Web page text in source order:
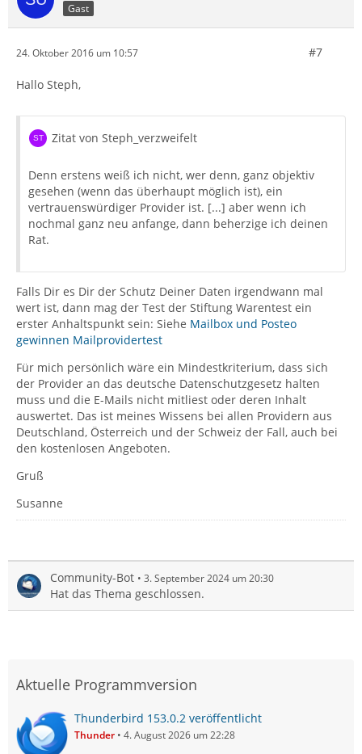
Gast
24. Oktober 2016 um 10:57 #7
Hallo Steph,
Zitat von Steph_verzweifelt
Denn erstens weiß ich nicht, wer denn, ganz objektiv
gesehen (wenn das überhaupt möglich ist), ein
vertrauenswürdiger Provider ist. [...] aber wenn ich
nochmal ganz neu anfange, dann beherzige ich deinen
Rat.
Falls Dir es Dir der Schutz Deiner Daten irgendwann mal
wert ist, dann mag der Test der Stiftung Warentest ein
erster Anhaltspunkt sein: Siehe Mailbox und Posteo
gewinnen Mailprovidertest
Für mich persönlich wäre ein Mindestkriterium, dass sich
der Provider an das deutsche Datenschutzgesetz halten
muss und die E-Mails nicht mitliest oder deren Inhalt
auswertet. Das ist meines Wissens bei allen Providern aus
Deutschland, Österreich und der Schweiz der Fall, auch bei
den kostenlosen Angeboten.
Gruß
Susanne
Community-Bot 3. September 2024 um 20:30
Hat das Thema geschlossen.
Aktuelle Programmversion
Thunderbird 153.0.2 veröffentlicht
Thunder 4. August 2026 um 22:28